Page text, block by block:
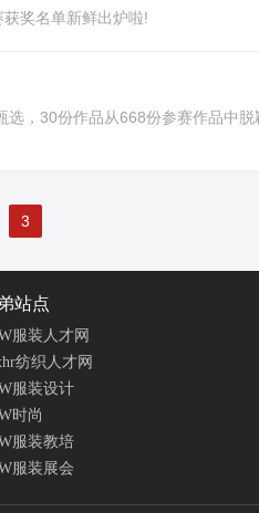
奖名单新鲜出炉啦!
，30份作品从668份参赛作品中
3
站点
服装人才网
纺织人才网
服装设计
时尚
服装教培
服装展会